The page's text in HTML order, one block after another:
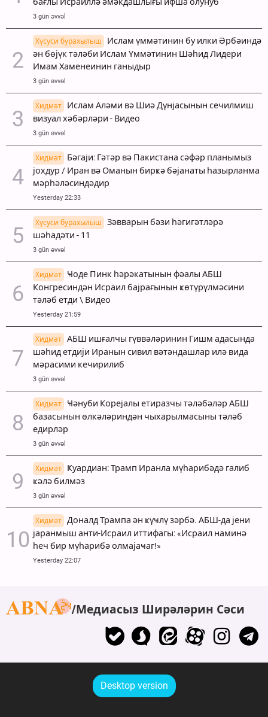
3 gün əvvəl
Хүсуси бурахылыш
Ислам үммәтинин бу илки Әрбәиндә
ән бөјүк тәләби Ислам Үммәтинин Шәһид Лидери
Имам Хаменеинин ганыдыр
3 gün əvvəl
Хидмәт
Ислам Аләми вә Шиә Дүнјасынын сечилмиш
визуал хәбәрләри - Видео
3 gün əvvəl
Хидмәт
Бәгаји: Гәтәр вә Пакистана сәфәр планымыз
јохдур / Иран вә Оманын бирҝә бәјанаты һазырланма
мәрһәләсиндәдир
Yesterday 22:33
Хүсуси бурахылыш
Зәвварын бәзи һәгигәтләрә
шәһадәти - 11
3 gün əvvəl
Хидмәт
Ҹоде Пинк һәрәкатынын фәалы АБШ
Конгресиндән Исраил бајрағынын ҝөтүрүлмәсини
тәләб етди \ Видео
Yesterday 21:59
Хидмәт
АБШ ишғалчы гүввәләринин Гишм адасында
шәһид етдији Иранын сивил вәтәндашлар илә вида
мәрасими кечирилиб
3 gün əvvəl
Хидмәт
Ҹәнуби Корејалы етиразчы тәләбәләр АБШ
базасынын өлкәләриндән чыхарылмасыны тәләб
едирләр
3 gün əvvəl
Хидмәт
Ҝуардиан: Трамп Иранла мүһарибәдә галиб
ҝәлә билмәз
3 gün əvvəl
Хидмәт
Доналд Трампа ән ҝүҹлү зәрбә. АБШ-да јени
јаранмыш анти-Исраил иттифагы: «Исраил наминә
һеч бир мүһарибә олмајаҹаг!»
Yesterday 22:07
Медиасыз Ширәләрин Сәси
Desktop version